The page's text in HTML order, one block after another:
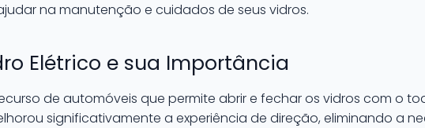
na manutenção e cuidados de seus vidros.
Elétrico e sua Importância
de automóveis que permite abrir e fechar os vidros com o
significativamente a experiência de direção, eliminando a